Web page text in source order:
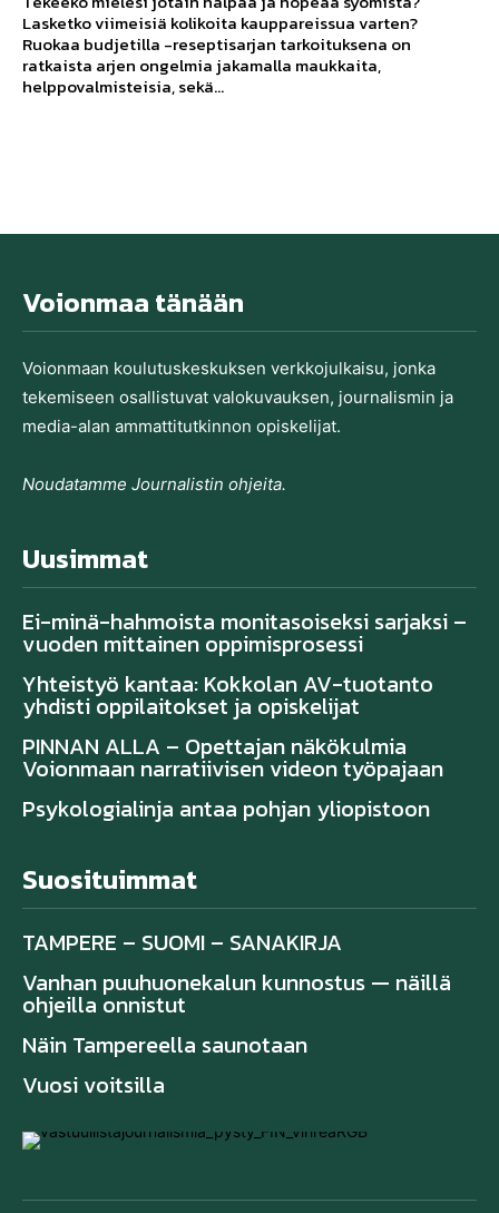
Lasketko viimeisiä kolikoita kauppareissua varten?
Ruokaa budjetilla -reseptisarjan tarkoituksena on
ratkaista arjen ongelmia jakamalla maukkaita,
helppovalmisteisia, sekä...
Voionmaa tänään
Voionmaan koulutu­skeskuksen verkkojulkaisu, jonka
tekemiseen osallistuvat valo­kuvauksen, journalismin ja
media-alan ammatti­tutkinnon opiskelijat.
Noudatamme Journalistin ohjeita.
Uusimmat
Ei-minä-hahmoista monitasoiseksi sarjaksi –
vuoden mittainen oppimisprosessi
Yhteistyö kantaa: Kokkolan AV-tuotanto
yhdisti oppilaitokset ja opiskelijat
PINNAN ALLA – Opettajan näkökulmia
Voionmaan narratiivisen videon työpajaan
Psykologialinja antaa pohjan yliopistoon
Suosituimmat
TAMPERE – SUOMI – SANAKIRJA
Vanhan puuhuonekalun kunnostus — näillä
ohjeilla onnistut
Näin Tampereella saunotaan
Vuosi voitsilla